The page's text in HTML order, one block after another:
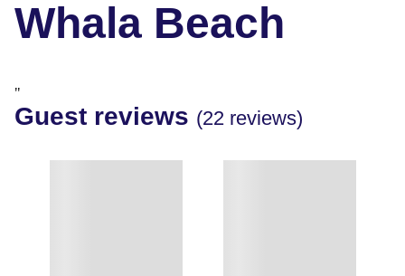
Whala Beach
"
Guest reviews (22 reviews)